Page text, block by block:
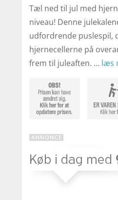
Tæl ned til jul med
niveau! Denne
udfordrende puslespil,
hjernecellerne på
frem til juleaften. … læs